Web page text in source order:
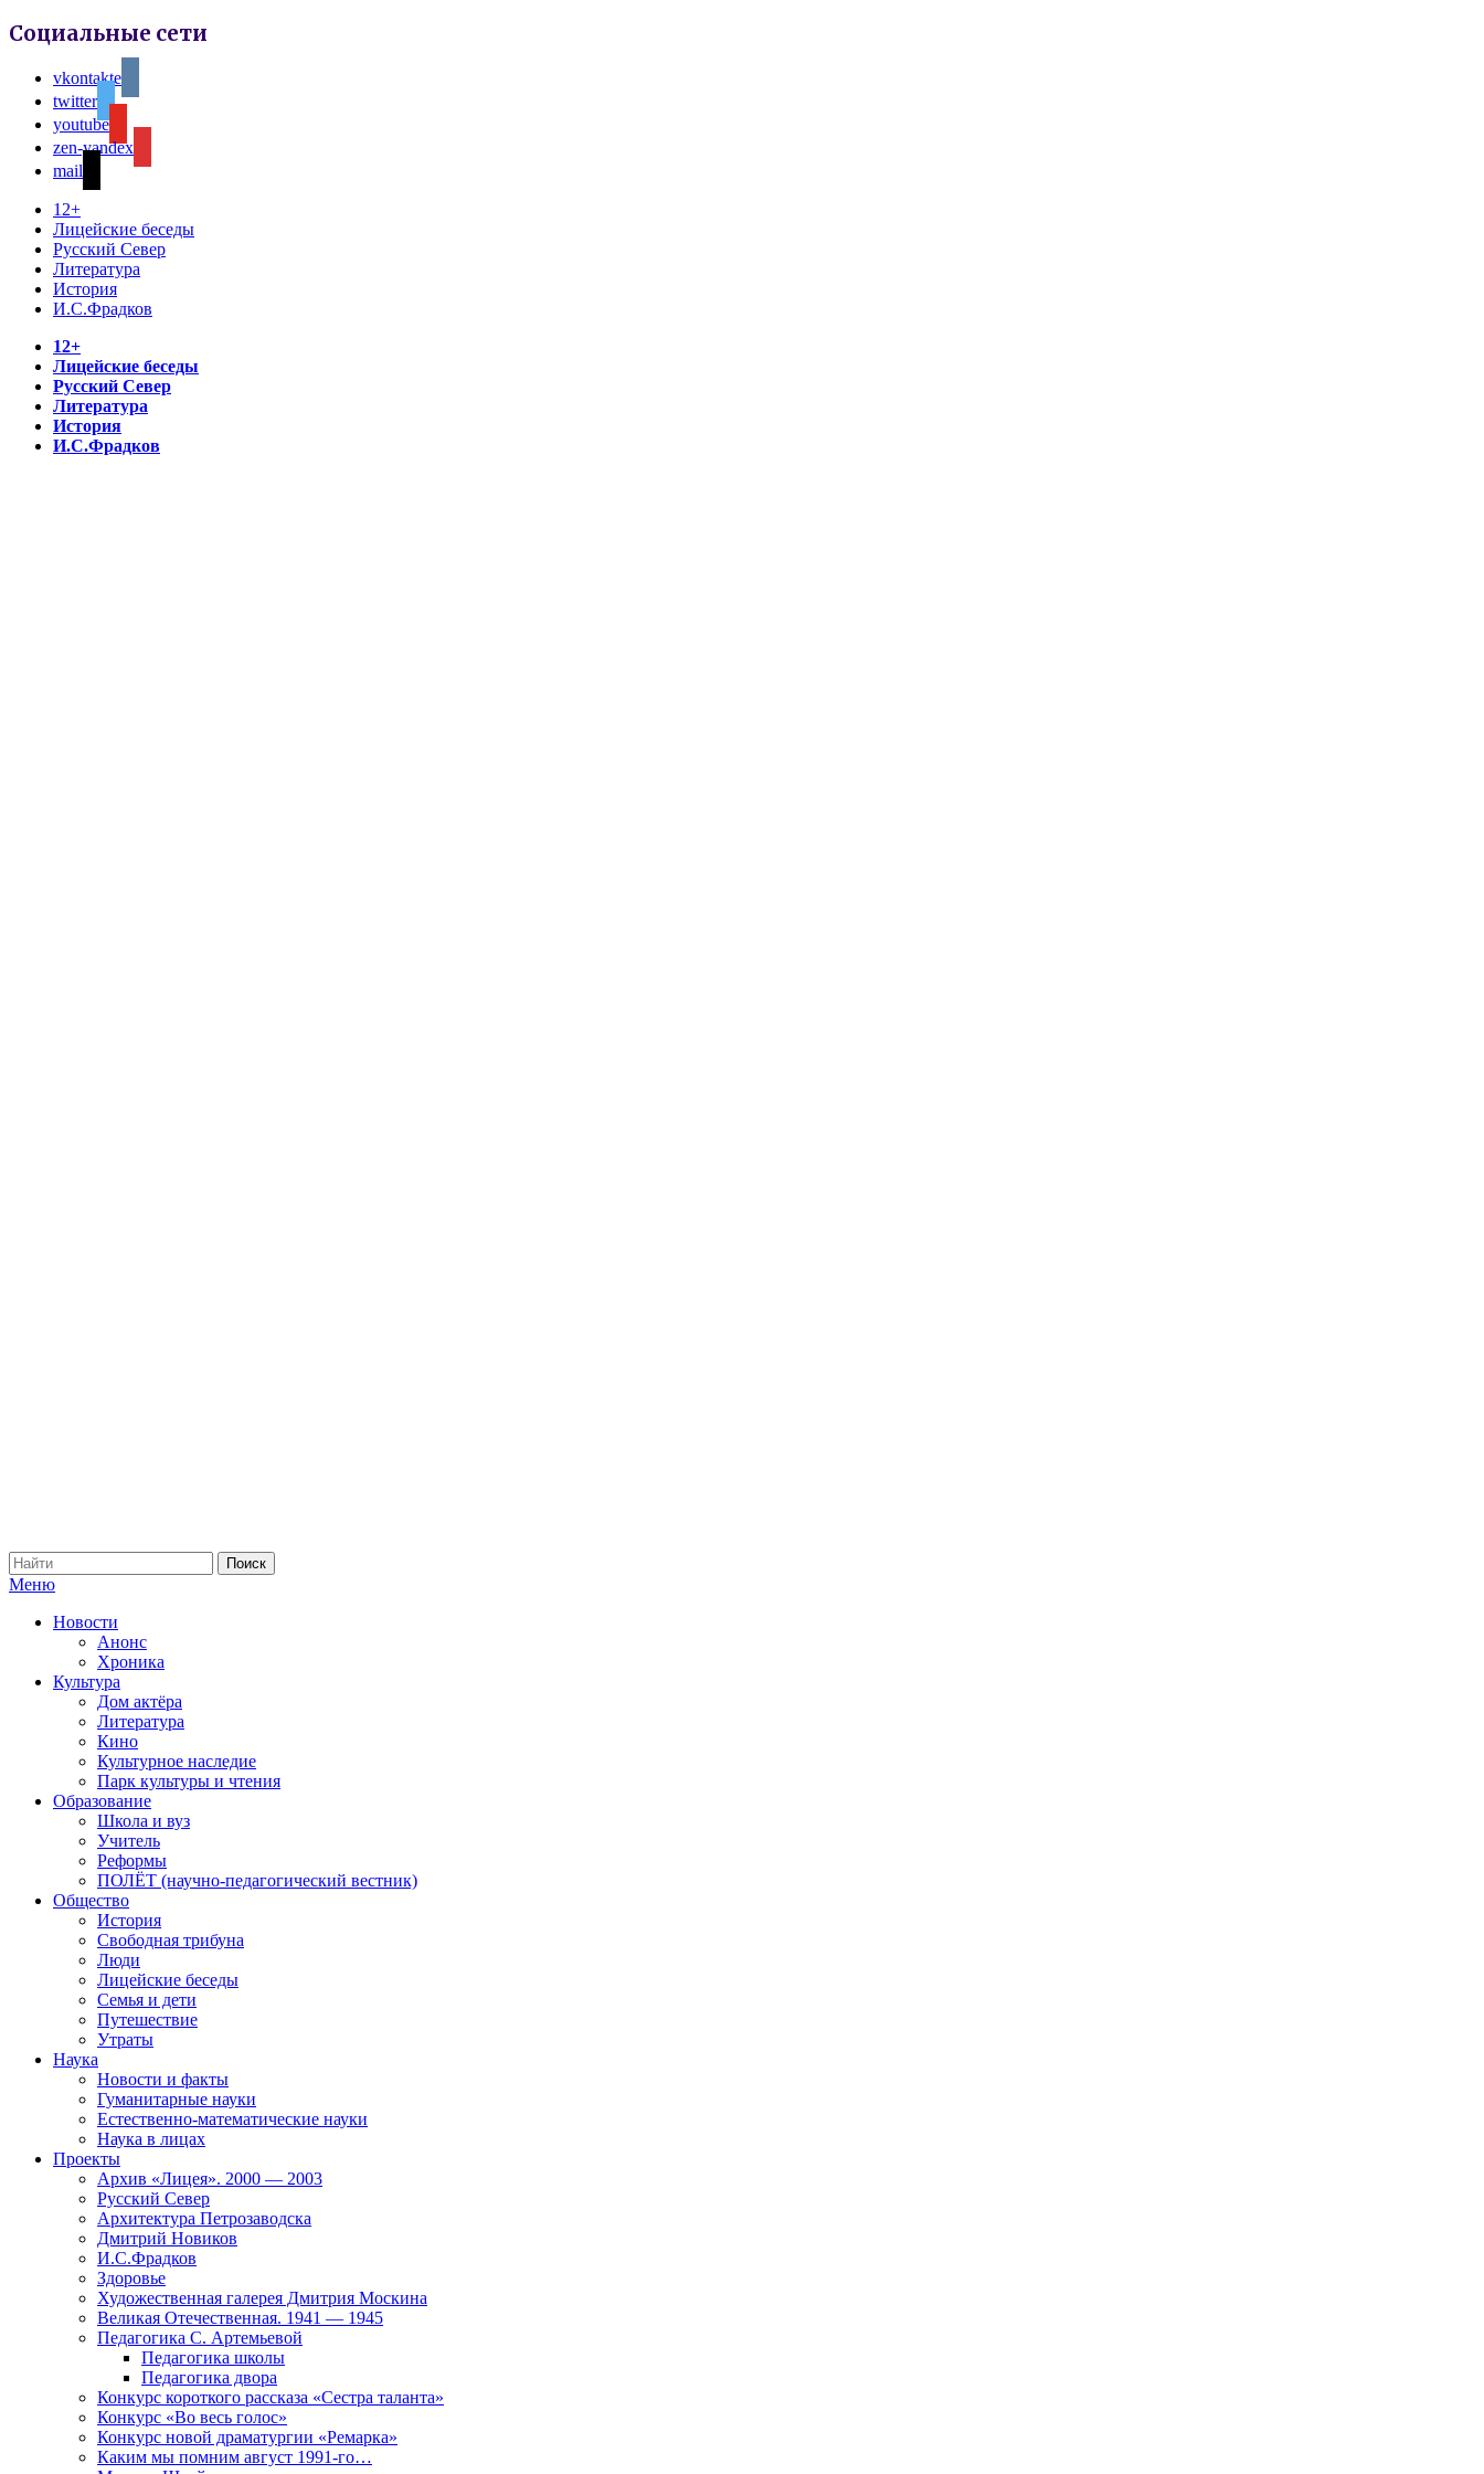
Социальные сети
vkontakte
twitter
youtube
zen-yandex
mail
12+
Лицейские беседы
Русский Север
Литература
История
И.С.Фрадков
12+
Лицейские беседы
Русский Север
Литература
История
И.С.Фрадков
Меню
Новости
Анонс
Хроника
Культура
Дом актёра
Литература
Кино
Культурное наследие
Парк культуры и чтения
Образование
Школа и вуз
Учитель
Реформы
ПОЛЁТ (научно-педагогический вестник)
Общество
История
Свободная трибуна
Люди
Лицейские беседы
Семья и дети
Путешествие
Утраты
Наука
Новости и факты
Гуманитарные науки
Естественно-математические науки
Наука в лицах
Проекты
Архив «Лицея». 2000 — 2003
Русский Север
Архитектура Петрозаводска
Дмитрий Новиков
И.С.Фрадков
Здоровье
Художественная галерея Дмитрия Москина
Великая Отечественная. 1941 — 1945
Педагогика С. Артемьевой
Педагогика школы
Педагогика двора
Конкурс короткого рассказа «Сестра таланта»
Конкурс «Во весь голос»
Конкурс новой драматургии «Ремарка»
Каким мы помним август 1991-го…